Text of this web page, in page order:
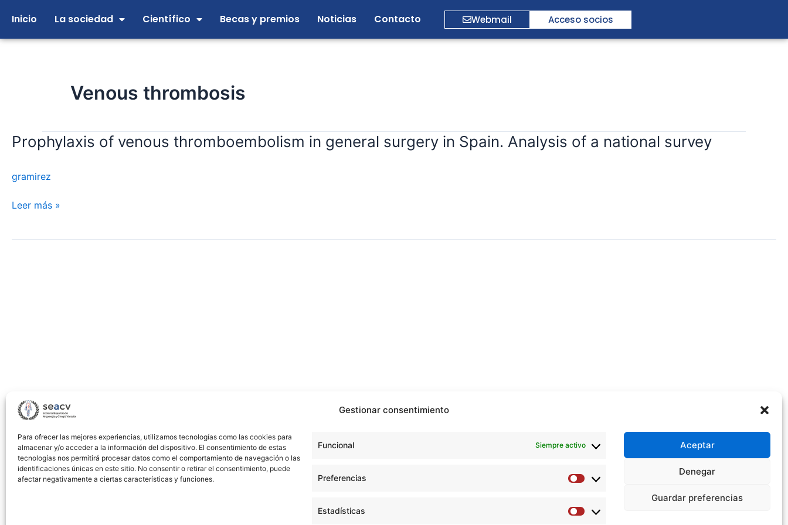
Gestionar consentimiento
Para ofrecer las mejores experiencias, utilizamos tecnologías como las cookies para
almacenar y/o acceder a la información del dispositivo. El consentimiento de estas
tecnologías nos permitirá procesar datos como el comportamiento de navegación o las
identificaciones únicas en este sitio. No consentir o retirar el consentimiento, puede
afectar negativamente a ciertas características y funciones.
Funcional Siempre activo
Preferencias
Preferencias
Estadísticas
Estadísticas
Aceptar
Denegar
Guardar preferencias
contenido
Inicio La sociedad Científico Becas y premios Noticias Contacto Webmail Acceso socios
Venous thrombosis
Prophylaxis of venous thromboembolism in general surgery in Spain. Analysis of a national survey
gramirez
Prophylaxis
thromboembolism
inLeer más »